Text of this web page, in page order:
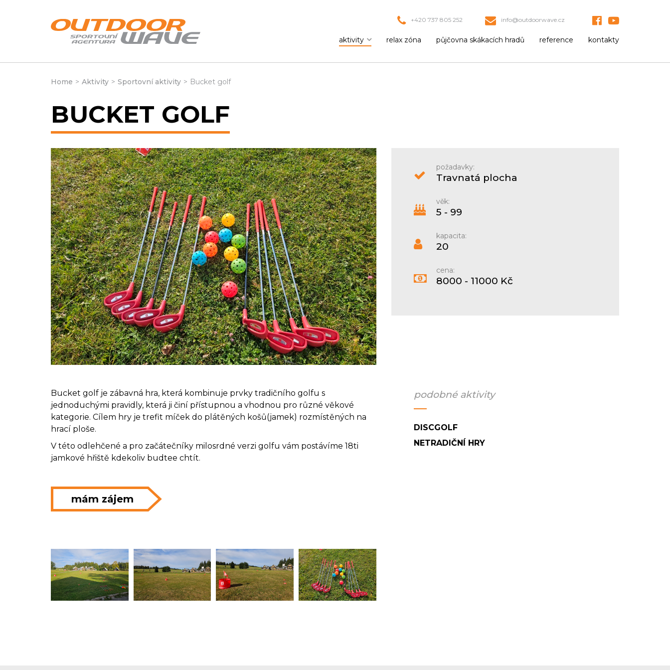
+420 737 805 252 info@outdoorwave.cz
aktivity relax zóna půjčovna skákacích hradů reference kontakty
Home > Aktivity > Sportovní aktivity > Bucket golf
BUCKET GOLF
požadavky:
Travnatá plocha
věk:
5 - 99
kapacita:
20
cena:
8000 - 11000 Kč
Bucket golf je zábavná hra, která kombinuje prvky tradičního golfu s
jednoduchými pravidly, která ji činí přístupnou a vhodnou pro různé věkové
kategorie. Cílem hry je trefit míček do plátěných košů(jamek) rozmístěných na
hrací ploše.
V této odlehčené a pro začátečníky milosrdné verzi golfu vám postávíme 18ti
jamkové hřiště kdekoliv budtee chtít.
mám zájem
podobné aktivity
DISCGOLF
NETRADIČNÍ HRY